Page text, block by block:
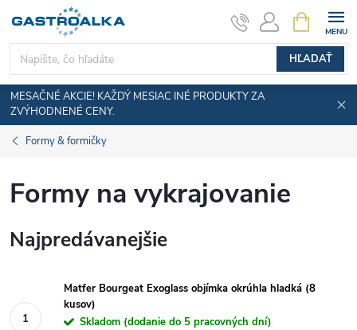
obsah
HĽADAŤ
KOŠÍK
MESAČNÉ AKCIE! KAŽDÝ MESIAC INÉ PRODUKTY ZA
ZVÝHODNENÉ CENY.
Formy & formičky
Formy na vykrajovanie
Najpredávanejšie
Matfer Bourgeat Exoglass objímka okrúhla hladká (8
kusov)
Skladom (dodanie do 5 pracovných dní)